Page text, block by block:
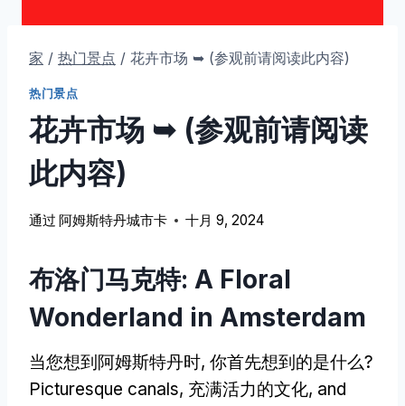
家 / 热门景点 / 花卉市场 ➥ (参观前请阅读此内容)
热门景点
花卉市场 ➥ (参观前请阅读
此内容)
通过 阿姆斯特丹城市卡 十月 9, 2024
布洛门马克特: A Floral
Wonderland in Amsterdam
当您想到阿姆斯特丹时, 你首先想到的是什么?
Picturesque canals, 充满活力的文化, and